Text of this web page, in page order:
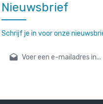
Nieuwsbrief
Schrijf je in voor onze
E-mailadres*